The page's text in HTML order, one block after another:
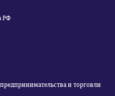
РФ
и торговли